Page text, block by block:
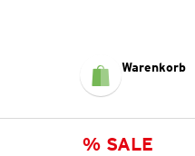
Warenkorb
% SALE